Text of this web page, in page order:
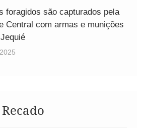
foragidos são capturados pela
Central com armas e munições